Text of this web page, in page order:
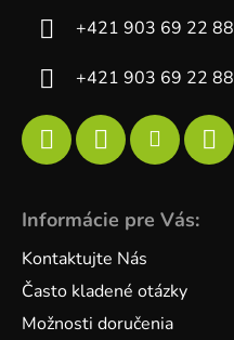
+421 903 69 22 88
+421 903 69 22 88
Informácie pre Vás:
Kontaktujte Nás
Často kladené otázky
Možnosti doručenia